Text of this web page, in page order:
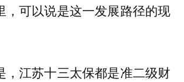
，可以说是这一发展路径的现
，江苏十三太保都是准二级财